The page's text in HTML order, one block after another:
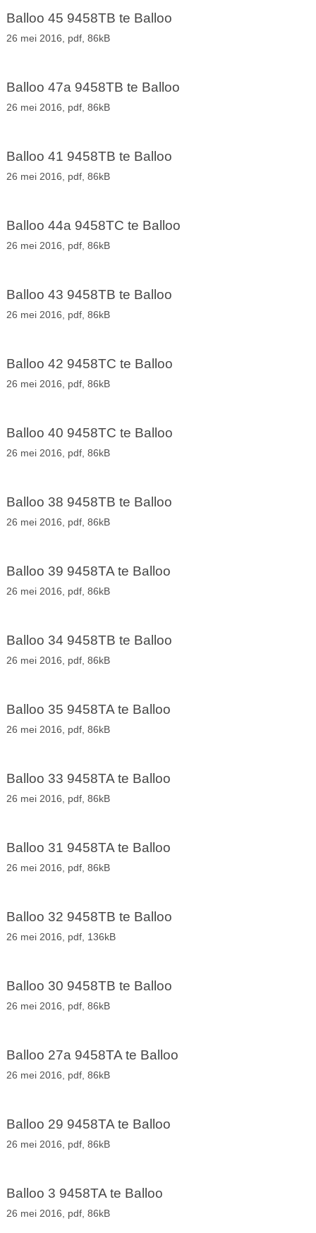
Balloo 45 9458TB te Balloo
26 mei 2016, pdf, 86kB
Balloo 47a 9458TB te Balloo
26 mei 2016, pdf, 86kB
Balloo 41 9458TB te Balloo
26 mei 2016, pdf, 86kB
Balloo 44a 9458TC te Balloo
26 mei 2016, pdf, 86kB
Balloo 43 9458TB te Balloo
26 mei 2016, pdf, 86kB
Balloo 42 9458TC te Balloo
26 mei 2016, pdf, 86kB
Balloo 40 9458TC te Balloo
26 mei 2016, pdf, 86kB
Balloo 38 9458TB te Balloo
26 mei 2016, pdf, 86kB
Balloo 39 9458TA te Balloo
26 mei 2016, pdf, 86kB
Balloo 34 9458TB te Balloo
26 mei 2016, pdf, 86kB
Balloo 35 9458TA te Balloo
26 mei 2016, pdf, 86kB
Balloo 33 9458TA te Balloo
26 mei 2016, pdf, 86kB
Balloo 31 9458TA te Balloo
26 mei 2016, pdf, 86kB
Balloo 32 9458TB te Balloo
26 mei 2016, pdf, 136kB
Balloo 30 9458TB te Balloo
26 mei 2016, pdf, 86kB
Balloo 27a 9458TA te Balloo
26 mei 2016, pdf, 86kB
Balloo 29 9458TA te Balloo
26 mei 2016, pdf, 86kB
Balloo 3 9458TA te Balloo
26 mei 2016, pdf, 86kB